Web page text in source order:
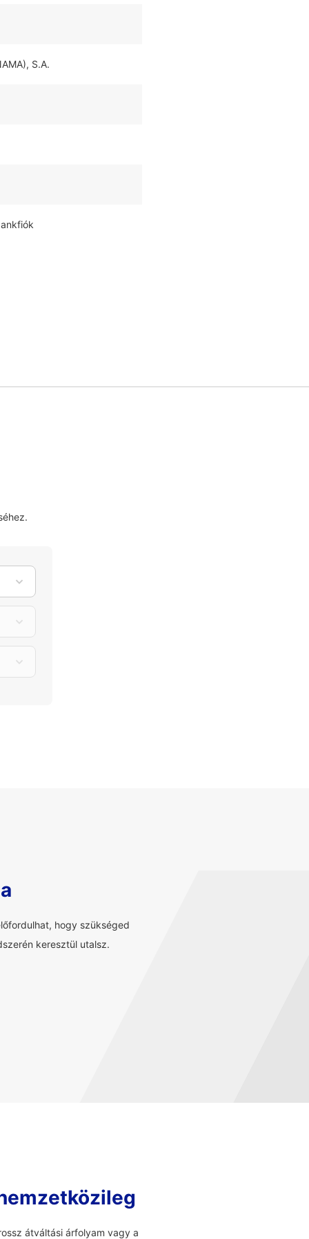
S.A.
hogy szükséged
keresztül utalsz.
átváltási árfolyam vagy a